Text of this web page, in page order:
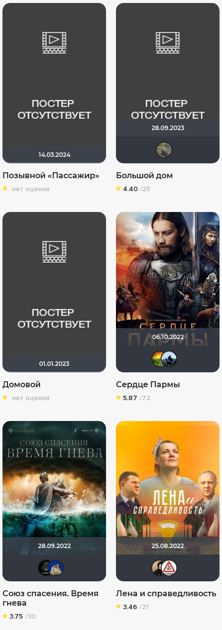
14.03.2024
Позывной «Пассажир»
нет оценки
28.09.2023
Большой дом
4.40 /25
01.01.2023
Домовой
нет оценки
06.10.2022
Сердце Пармы
5.87 /72
28.09.2022
Союз спасения. Время
гнева
3.75 /30
25.08.2022
Лена и справедливость
3.46 /21